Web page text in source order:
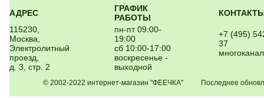
АДРЕС
ГРАФИК
РАБОТЫ
115230,
Москва,
Электролитный
проезд,
д. 3, стр. 2
пн-пт 09:00-
19:00
сб 10:00-17:00
воскресенье -
выходной
+7 (495)
37
© 2002-2022 интернет-магазин "ФЕЕЧКА" Последнее